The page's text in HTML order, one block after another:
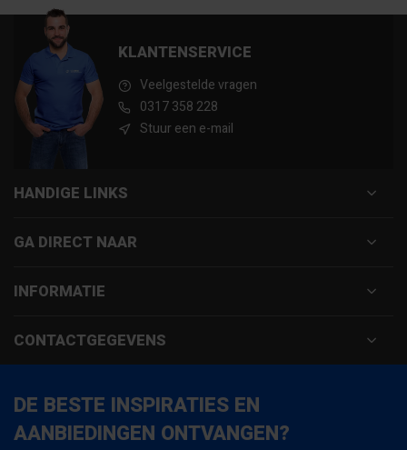
KLANTENSERVICE
Veelgestelde vragen
0317 358 228
Stuur een e-mail
HANDIGE LINKS
GA DIRECT NAAR
INFORMATIE
CONTACTGEGEVENS
DE BESTE INSPIRATIES EN
AANBIEDINGEN ONTVANGEN?